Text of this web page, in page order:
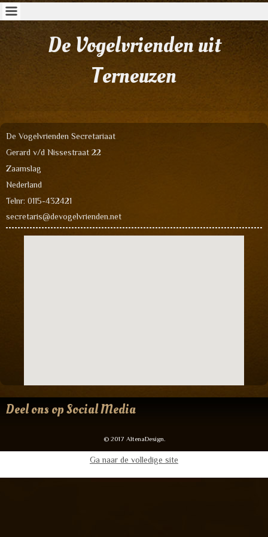
De Vogelvrienden uit
Terneuzen
De Vogelvrienden Secretariaat
Gerard v/d Nissestraat 22
Zaamslag
Nederland
Telnr: 0115-432421
secretaris@devogelvrienden.net
Deel ons op Social Media
© 2017 AltenaDesign.
Ga naar de volledige site